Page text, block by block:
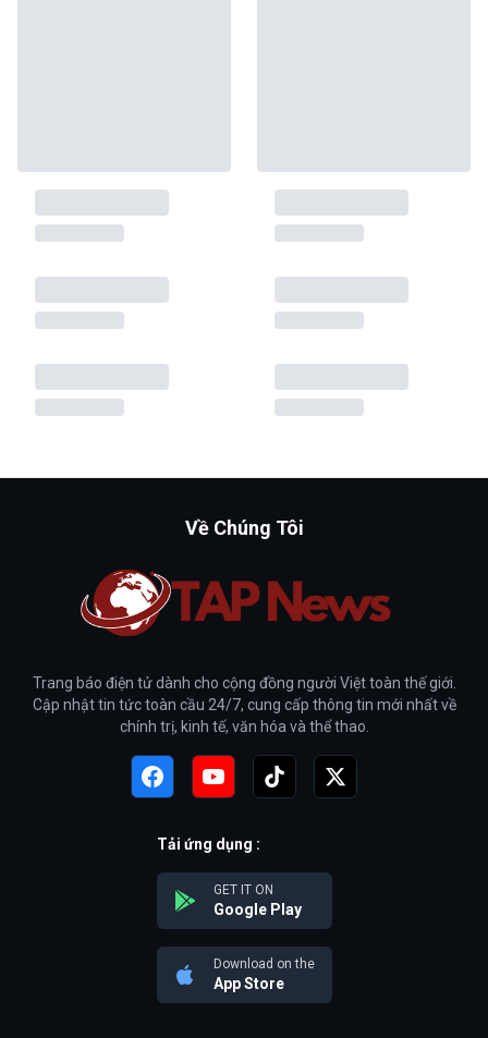
Về Chúng Tôi
Trang báo điện tử dành cho cộng đồng người Việt toàn thế giới.
Cập nhật tin tức toàn cầu 24/7, cung cấp thông tin mới nhất về
chính trị, kinh tế, văn hóa và thể thao.
Tải ứng dụng :
GET IT ON
Google Play
Download on the
App Store